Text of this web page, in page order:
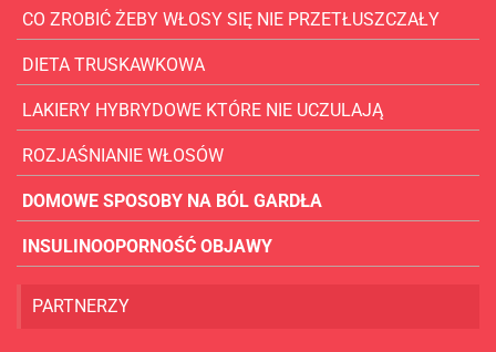
CO ZROBIĆ ŻEBY WŁOSY SIĘ NIE PRZETŁUSZCZAŁY
DIETA TRUSKAWKOWA
LAKIERY HYBRYDOWE KTÓRE NIE UCZULAJĄ
ROZJAŚNIANIE WŁOSÓW
DOMOWE SPOSOBY NA BÓL GARDŁA
INSULINOOPORNOŚĆ OBJAWY
PARTNERZY